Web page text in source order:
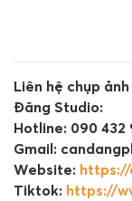
Liên hệ chụp
Đăng Studio:
Hotline: 090 432
Gmail:
Website:
Tiktok: https://